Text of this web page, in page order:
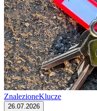
ZnalezioneKlucze
26.07.2026